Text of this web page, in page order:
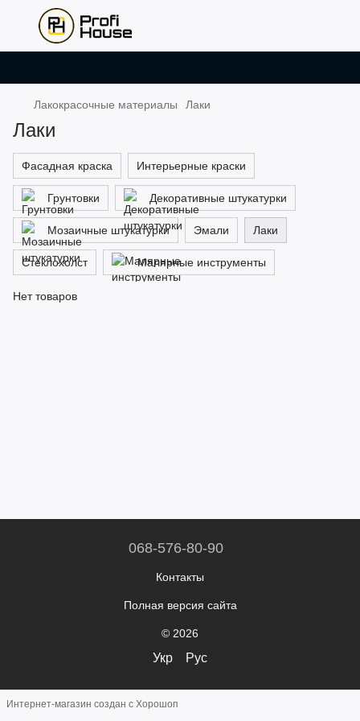
Лакокрасочные материалы Лаки
Лаки
Фасадная краска Интерьерные краски
Грунтовки Декоративные штукатурки
Мозаичные штукатурки Эмали Лаки
Стеклохолст Малярные инструменты
Нет товаров
068-576-80-90
Контакты
Полная версия сайта
© 2026
Укр Рус
Интернет-магазин создан с Хорошоп